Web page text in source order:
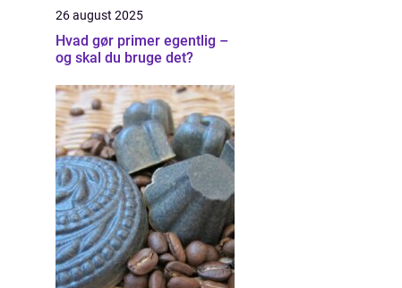
26 august 2025
Hvad gør primer egentlig –
og skal du bruge det?